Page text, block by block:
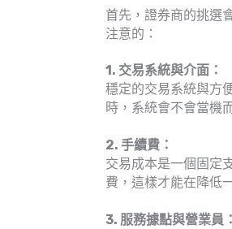
首先，證券商的挑選
注意的：
1. 交易系統與介面：
穩定的交易系統與方
時，系統會不會當機
2. 手續費：
交易成本是一個固定
費，這樣才能在降低
3. 服務據點與營業員：